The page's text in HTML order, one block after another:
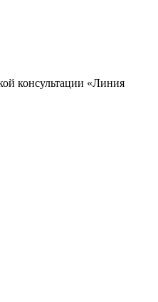
консультации «Линия